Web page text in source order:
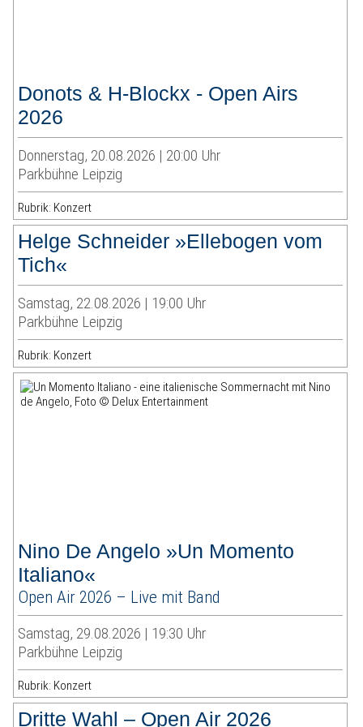
Donots & H-Blockx - Open Airs
2026
Donnerstag, 20.08.2026 | 20:00 Uhr
Parkbühne Leipzig
Rubrik: Konzert
Helge Schneider »Ellebogen vom
Tich«
Samstag, 22.08.2026 | 19:00 Uhr
Parkbühne Leipzig
Rubrik: Konzert
Nino De Angelo »Un Momento
Italiano«
Open Air 2026 – Live mit Band
Samstag, 29.08.2026 | 19:30 Uhr
Parkbühne Leipzig
Rubrik: Konzert
Dritte Wahl – Open Air 2026